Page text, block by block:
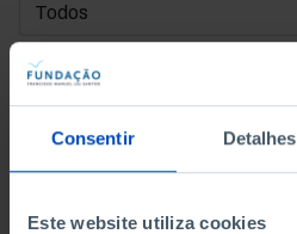
Consentir Detalhes
Este website utiliza cookies
DATA DE INÍCIO
DATA DE FIM